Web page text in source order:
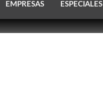
EMPRESAS ESPECIALES